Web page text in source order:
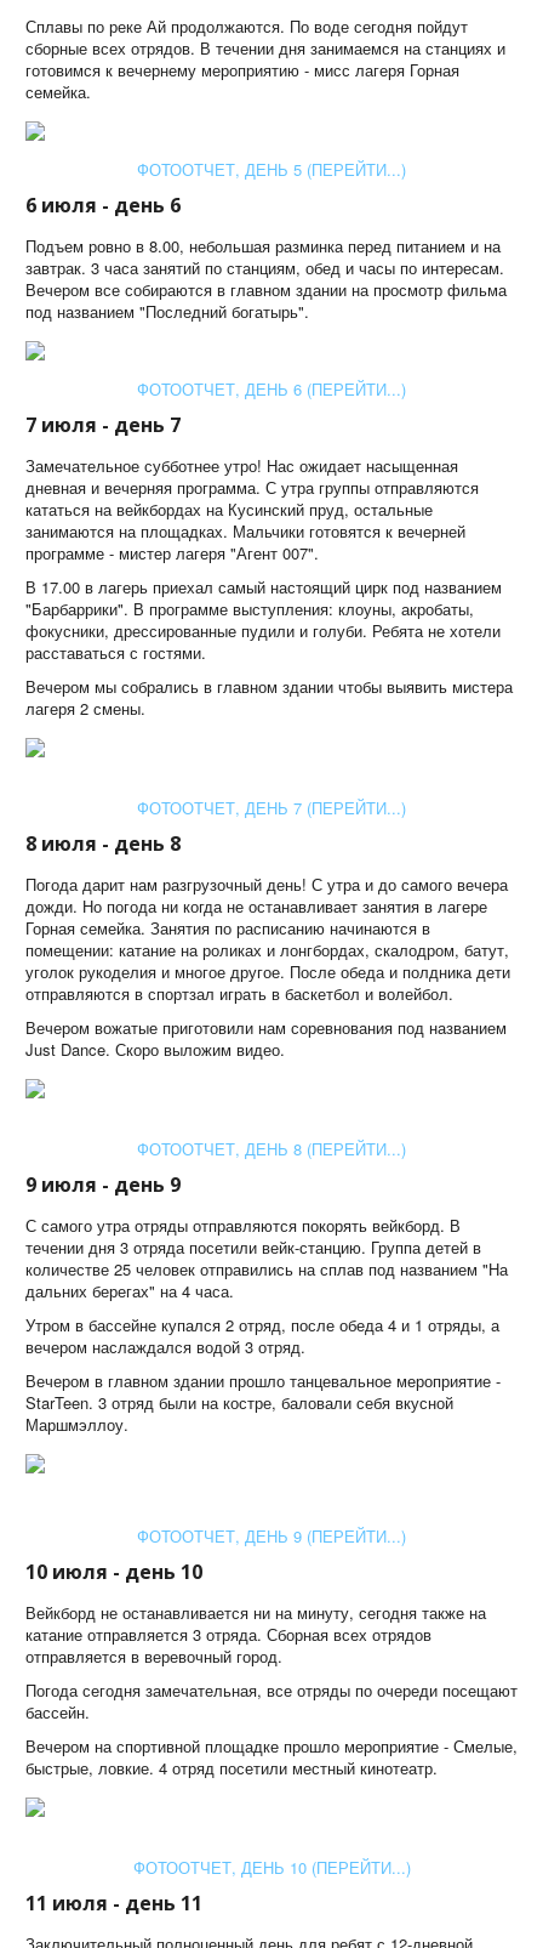
Сплавы по реке Ай продолжаются. По воде сегодня пойдут
сборные всех отрядов. В течении дня занимаемся на станциях и
готовимся к вечернему мероприятию - мисс лагеря Горная
семейка.
ФОТООТЧЕТ, ДЕНЬ 5 (ПЕРЕЙТИ...)
6 июля - день 6
Подъем ровно в 8.00, небольшая разминка перед питанием и на
завтрак. 3 часа занятий по станциям, обед и часы по интересам.
Вечером все собираются в главном здании на просмотр фильма
под названием "Последний богатырь".
ФОТООТЧЕТ, ДЕНЬ 6 (ПЕРЕЙТИ...)
7 июля - день 7
Замечательное субботнее утро! Нас ожидает насыщенная
дневная и вечерняя программа. С утра группы отправляются
кататься на вейкбордах на Кусинский пруд, остальные
занимаются на площадках. Мальчики готовятся к вечерней
программе - мистер лагеря "Агент 007".
В 17.00 в лагерь приехал самый настоящий цирк под названием
"Барбаррики". В программе выступления: клоуны, акробаты,
фокусники, дрессированные пудили и голуби. Ребята не хотели
расставаться с гостями.
Вечером мы собрались в главном здании чтобы выявить мистера
лагеря 2 смены.
ФОТООТЧЕТ, ДЕНЬ 7 (ПЕРЕЙТИ...)
8 июля - день 8
Погода дарит нам разгрузочный день! С утра и до самого вечера
дожди. Но погода ни когда не останавливает занятия в лагере
Горная семейка. Занятия по расписанию начинаются в
помещении: катание на роликах и лонгбордах, скалодром, батут,
уголок рукоделия и многое другое. После обеда и полдника дети
отправляются в спортзал играть в баскетбол и волейбол.
Вечером вожатые приготовили нам соревнования под названием
Just Dance. Скоро выложим видео.
ФОТООТЧЕТ, ДЕНЬ 8 (ПЕРЕЙТИ...)
9 июля - день 9
С самого утра отряды отправляются покорять вейкборд. В
течении дня 3 отряда посетили вейк-станцию. Группа детей в
количестве 25 человек отправились на сплав под названием "На
дальних берегах" на 4 часа.
Утром в бассейне купался 2 отряд, после обеда 4 и 1 отряды, а
вечером наслаждался водой 3 отряд.
Вечером в главном здании прошло танцевальное мероприятие -
StarTeen. 3 отряд были на костре, баловали себя вкусной
Маршмэллоу.
ФОТООТЧЕТ, ДЕНЬ 9 (ПЕРЕЙТИ...)
10 июля - день 10
Вейкборд не останавливается ни на минуту, сегодня также на
катание отправляется 3 отряда. Сборная всех отрядов
отправляется в веревочный город.
Погода сегодня замечательная, все отряды по очереди посещают
бассейн.
Вечером на спортивной площадке прошло мероприятие - Смелые,
быстрые, ловкие. 4 отряд посетили местный кинотеатр.
ФОТООТЧЕТ, ДЕНЬ 10 (ПЕРЕЙТИ...)
11 июля - день 11